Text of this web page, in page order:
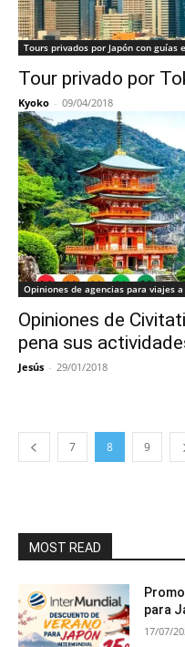
Tours privados por Japón con guías
Tour privado por
Kyoko - 09/04/2018
Opiniones de agencias para viajes a
Opiniones de
pena sus
Jesús - 29/01/2018
7 8 9
MOST READ
para
17/07/